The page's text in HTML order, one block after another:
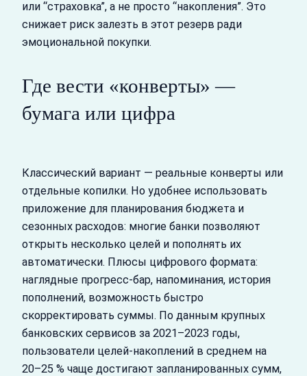
или “страховка”, а не просто “накопления”. Это
снижает риск залезть в этот резерв ради
эмоциональной покупки.
Где вести «конверты» —
бумага или цифра
Классический вариант — реальные конверты или
отдельные копилки. Но удобнее использовать
приложение для планирования бюджета и
сезонных расходов: многие банки позволяют
открыть несколько целей и пополнять их
автоматически. Плюсы цифрового формата:
наглядные прогресс‑бар, напоминания, история
пополнений, возможность быстро
скорректировать суммы. По данным крупных
банковских сервисов за 2021–2023 годы,
пользователи целей‑накоплений в среднем на
20–25 % чаще достигают запланированных сумм,